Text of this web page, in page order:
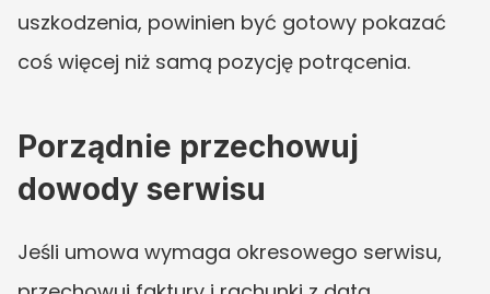
uszkodzenia, powinien być gotowy pokazać
coś więcej niż samą pozycję potrącenia.
Porządnie przechowuj
dowody serwisu
Jeśli umowa wymaga okresowego serwisu,